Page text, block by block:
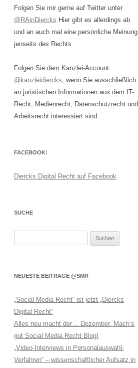
Folgen Sie mir gerne auf Twitter unter
@RAinDiercks Hier gibt es allerdings ab
und an auch mal eine persönliche Meinung
jenseits des Rechts.
Folgen Sie dem Kanzlei-Account
@kanzleidiercks, wenn Sie ausschließlich
an juristischen Informationen aus dem IT-
Recht, Medienrecht, Datenschutzrecht und
Arbeitsrecht interessiert sind.
FACEBOOK:
Diercks Digital Recht auf Facebook
SUCHE
NEUESTE BEITRÄGE @SMR
„Social Media Recht“ ist jetzt „Diercks
Digital Recht“
Alles neu macht der… Dezember. Mach’s
gut Social Media Recht Blog!
„Video-Interviews in Personalauswahl-
Verfahren“ – wissenschaftlicher Aufsatz in